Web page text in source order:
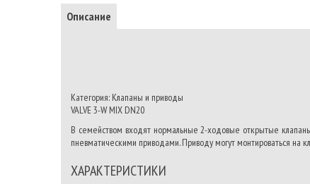
Описание
Категория: Клапаны и приводы
VALVE 3-W MIX DN20
В семейством входят нормальные 2-ходовые открытые
пневматическими приводами. Приводу могут монтироваться на
ХАРАКТЕРИСТИКИ